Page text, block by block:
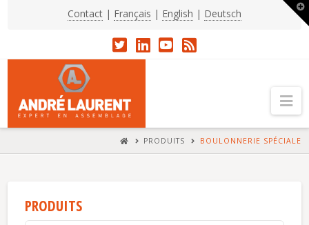
Contact | Français | English | Deutsch
HOMEPRODUITS BOULONNERIE SPÉCIALE
PRODUITS